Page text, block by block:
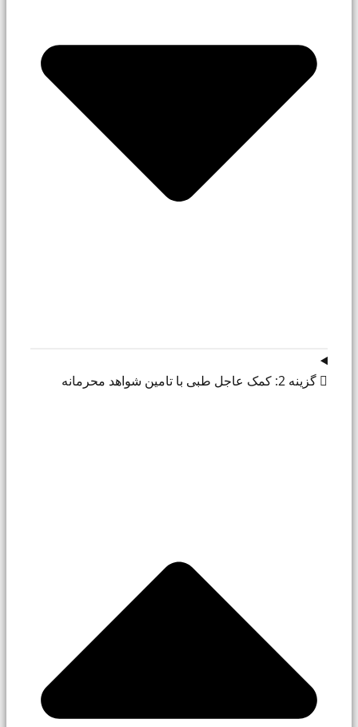
 گزینه 2: کمک عاجل طبی با تامین شواهد محرمانه